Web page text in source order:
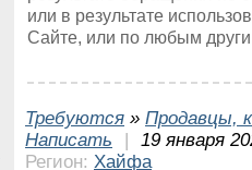
или в результате
Сайте, или по любым
Требуются » Продавцы,
Написать
|
19 января
Регион: Хайфа